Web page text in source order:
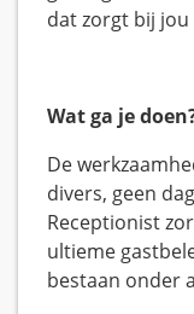
dat zorgt bij
Wat ga je
De
divers, geen
Receptionist
ultieme
bestaan onder